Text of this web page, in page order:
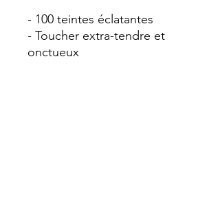
- 100 teintes éclatantes
- Toucher extra-tendre et
onctueux